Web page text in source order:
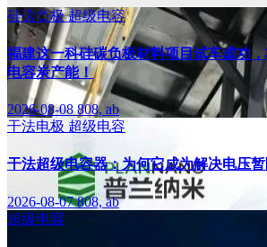
硅碳负极超级电容
福建这一科硅碳负极材料项目试车成功
电容炭产能！
2026-08-08808, ab
干法电极 超级电容
干法超级电容器：为何它成为解决电压
2026-08-07808, ab
超级电容